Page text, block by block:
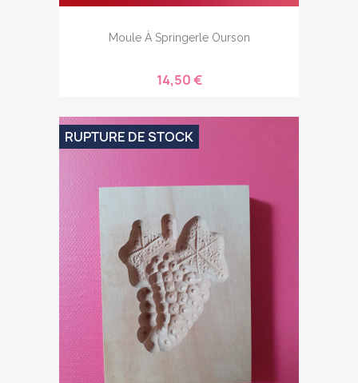
Moule À Springerle Ourson
14,50 €
RUPTURE DE STOCK